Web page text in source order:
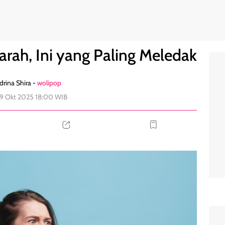
Ini yang Paling Meledak
Shira -wolipop
Okt 2025 18:00 WIB